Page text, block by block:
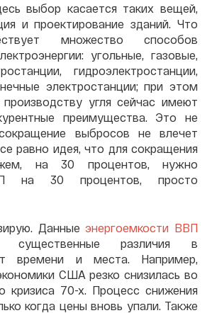
выбор касается таких вещей,
и проектирование зданий. Что
множество способов
угольные, газовые,
гидроэлектростанции,
электростанции; при этом
производству угля сейчас имеют
преимущества. Это не
выбросов не влечет
равно идея, что для сокращения
на 30 процентов, нужно
на 30 процентов, просто
Данныеэнергоемкости ВВП
существенные различия в
времени и места. Например,
США резко снизилась во
кризиса 70-х. Процесс снижения
когда цены вновь упали. Также